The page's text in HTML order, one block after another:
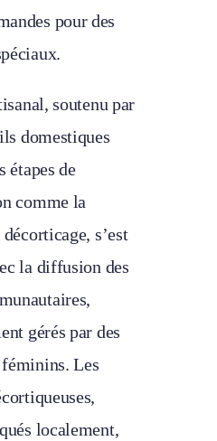
pour des
soutenu par
domestiques
étapes de
comme la
s’est
la diffusion des
gérés par des
Les
localement,